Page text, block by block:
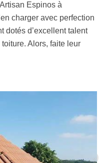
Espinos à
charger avec perfection
dotés d’excellent talent
Alors, faite leur